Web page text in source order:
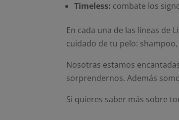
Timeless: combate los
En cada una de las líneas de
cuidado de tu pelo:
Nosotras estamos
sorprendernos. Además
Si quieres saber más sobre